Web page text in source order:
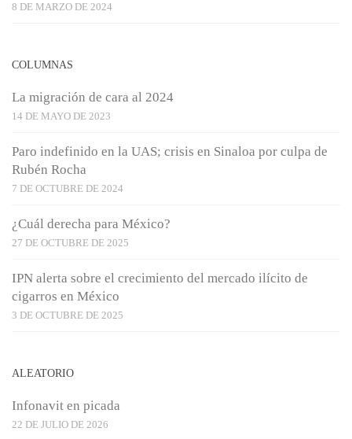
8 DE MARZO DE 2024
COLUMNAS
La migración de cara al 2024
14 DE MAYO DE 2023
Paro indefinido en la UAS; crisis en Sinaloa por culpa de
Rubén Rocha
7 DE OCTUBRE DE 2024
¿Cuál derecha para México?
27 DE OCTUBRE DE 2025
IPN alerta sobre el crecimiento del mercado ilícito de
cigarros en México
3 DE OCTUBRE DE 2025
ALEATORIO
Infonavit en picada
22 DE JULIO DE 2026